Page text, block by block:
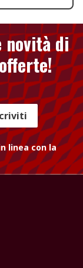
novità di
linea con la